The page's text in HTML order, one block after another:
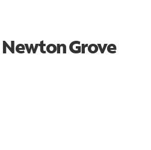
Newton Grove